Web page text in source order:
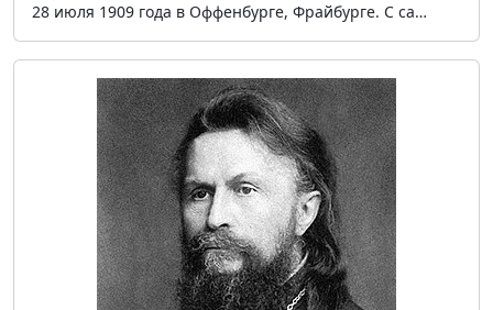
28 июля 1909 года в Оффенбурге, Фрайбурге. С са…